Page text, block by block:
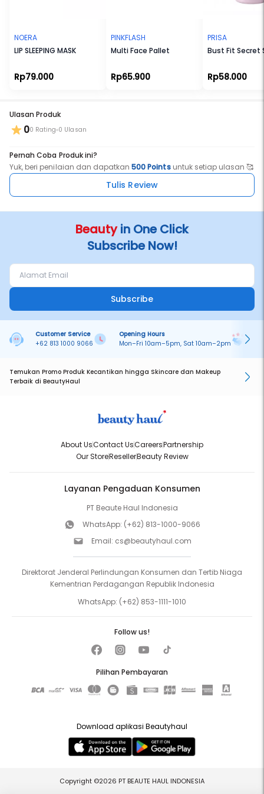
- Mengangkat sel kulit mati
- Memudarkan dan menyamarkan bekas luka
- Membantu menghilangkan tekstur kulit ayam
- Melembapkan Kulit
- Antioxidan
NOERA
LIP SLEEPING MASK
Rp79.000
PINKFLASH
Multi Face Pallet
Rp65.900
PRISA
Bust Fit Secret
Rp58.000
Ulasan Produk
00 Rating 0 Ulasan
Pernah Coba Produk ini?
Yuk, beri penilaian dan dapatkan500 Pointsuntuk setiap ulasan 🥰
Tulis Review
Beautyin One Click
Subscribe Now!
Subscribe
Customer Service
+62 813 1000 9066
Opening Hours
Mon–Fri 10am–5pm, Sat 10am–2pm
Temukan Promo Produk Kecantikan hingga Skincare dan Makeup
Terbaik di BeautyHaul
About UsContact UsCareersPartnership
Our StoreResellerBeauty Review
Layanan Pengaduan Konsumen
PT Beaute Haul Indonesia
WhatsApp: (+62) 813-1000-9066
Email: cs@beautyhaul.com
Direktorat Jenderal Perlindungan Konsumen dan Tertib Niaga
Kementrian Perdagangan Republik Indonesia
WhatsApp: (+62) 853-1111-1010
Pilihan Pembayaran
Follow us!
Download aplikasi Beautyhaul
Copyright ©2026 PT BEAUTE HAUL INDONESIA